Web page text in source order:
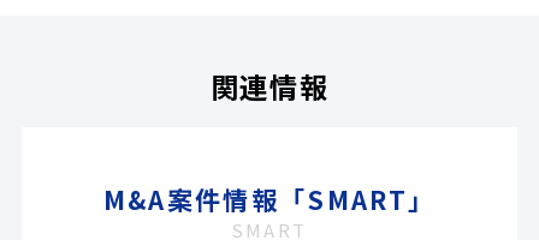
関連情報
M&A案件情報「SMART」
SMART